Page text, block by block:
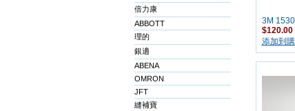
倍力康
ABBOTT
理的
銀適
ABENA
OMRON
JFT
縫補寶
3M
$120.00
添加到